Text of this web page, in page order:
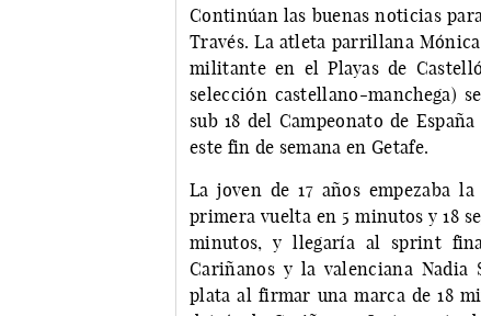
Continúan las buenas noticias
Través. La atleta parrillana
militante en el Playas de
selección castellano-manchega)
sub 18 del Campeonato de
este fin de semana en Getafe.
La joven de 17 años empezaba
primera vuelta en 5 minutos y 18
minutos, y llegaría al sprint
Cariñanos y la valenciana
plata al firmar una marca de 18